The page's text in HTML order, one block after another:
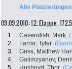
Alle Platzierungen
09.09.2010: 12. Etappe ,
1. Cavendish, Mark
2.
Farrar, Tyler
3.
Goss, Matthew
4.
Galimzyanov,